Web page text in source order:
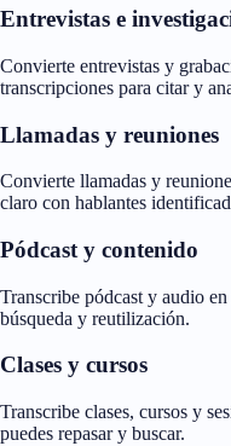
Entrevistas e
Convierte entrevistas y
transcripciones para citar y
Llamadas y reuniones
Convierte llamadas y
claro con hablantes
Pódcast y contenido
Transcribe pódcast y audio
búsqueda y reutilización.
Clases y cursos
Transcribe clases, cursos y
puedes repasar y buscar.